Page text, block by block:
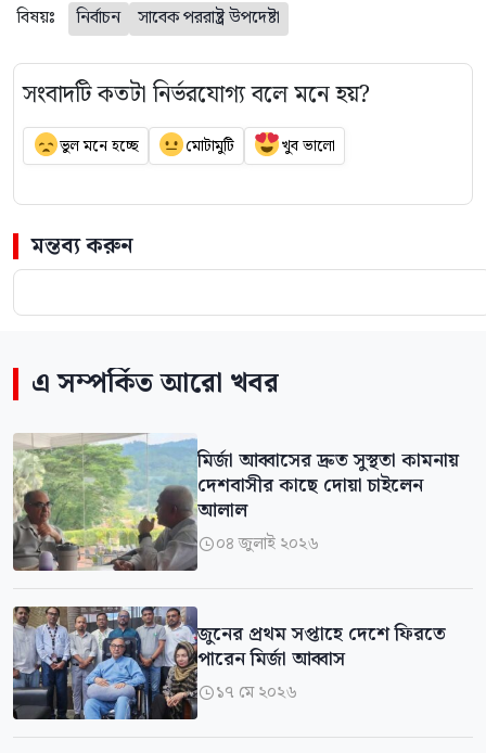
বিষয়ঃ নির্বাচন সাবেক পররাষ্ট্র উপদেষ্টা
সংবাদটি কতটা নির্ভরযোগ্য বলে মনে হয়?
ভুল মনে হচ্ছে মোটামুটি খুব ভালো
মন্তব্য করুন
এ সম্পর্কিত আরো খবর
মির্জা আব্বাসের দ্রুত সুস্থতা কামনায়
দেশবাসীর কাছে দোয়া চাইলেন
আলাল
০৪ জুলাই ২০২৬
জুনের প্রথম সপ্তাহে দেশে ফিরতে
পারেন মির্জা আব্বাস
১৭ মে ২০২৬